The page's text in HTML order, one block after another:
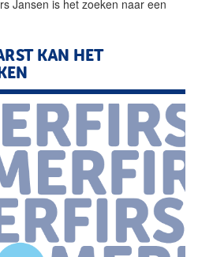
Jansen is het zoeken naar een
KAN HET